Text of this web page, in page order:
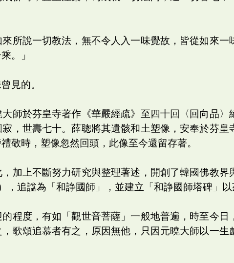
所說一切教法，無不令人入一味覺故，皆從如來一
。」
見的。
師於芬皇寺著作《華嚴經疏》至四十回〈回向品〉
，世壽七十。薛聰將其遺骸和土塑像，安奉於芬皇
敬時，塑像忽然回頭，此像至今還留存著。
加上不斷努力研究與整理著述，開創了韓國佛教界
追諡為「和諍國師」，並建立「和諍國師塔碑」以
程度，有如「觀世音菩薩」一般地普遍，時至今日
歌頌追慕者有之，原因無他，只因元曉大師以一生